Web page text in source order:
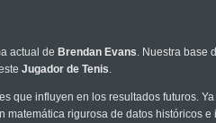
actual de Brendan Evans. Nuestra base
Jugador de Tenis.
que influyen en los resultados futuros.
rigurosa de datos históricos